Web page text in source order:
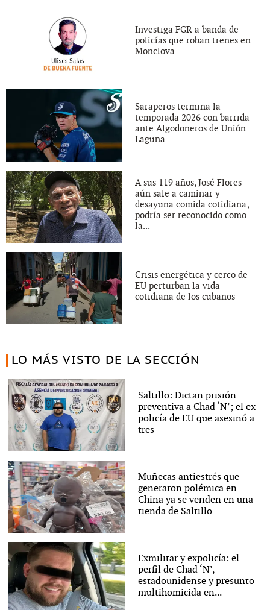
Investiga FGR a banda de
policías que roban trenes en
Monclova
Saraperos termina la
temporada 2026 con barrida
ante Algodoneros de Unión
Laguna
A sus 119 años, José Flores
aún sale a caminar y
desayuna comida cotidiana;
podría ser reconocido como
la...
Crisis energética y cerco de
EU perturban la vida
cotidiana de los cubanos
LO MÁS VISTO DE LA SECCIÓN
Saltillo: Dictan prisión
preventiva a Chad ‘N’; el ex
policía de EU que asesinó a
tres
Muñecas antiestrés que
generaron polémica en
China ya se venden en una
tienda de Saltillo
Exmilitar y expolicía: el
perfil de Chad ‘N’,
estadounidense y presunto
multihomicida en...